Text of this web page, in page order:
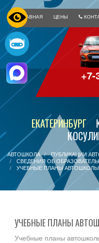
ГЛАВНАЯ ЦЕНЫ
+7-
ЕКАТЕРИНБУРГ
АВТОШКОЛА
ПУБЛИКАЦИИ
СВЕДЕНИЯ ОБ
УЧЕБНЫЕ ПЛАНЫ АВТОШКОЛЫ
УЧЕБНЫЕ ПЛАНЫ
Учебные планы